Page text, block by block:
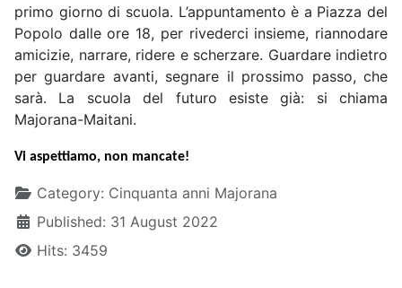
primo giorno di scuola. L’appuntamento è a Piazza del
Popolo dalle ore 18, per rivederci insieme, riannodare
amicizie, narrare, ridere e scherzare. Guardare indietro
per guardare avanti, segnare il prossimo passo, che
sarà. La scuola del futuro esiste già: si chiama
Majorana-Maitani.
Vi aspettiamo, non mancate!
DetailsCategory: Cinquanta anni Majorana
Published: 31 August 2022
Hits: 3459